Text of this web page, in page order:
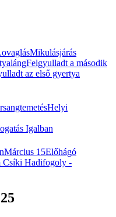
Mikulásjárás
Felgyulladt a második
az első gyertya
Helyi
Igalban
Március 15Előhágó
Csíki Hadifogoly -